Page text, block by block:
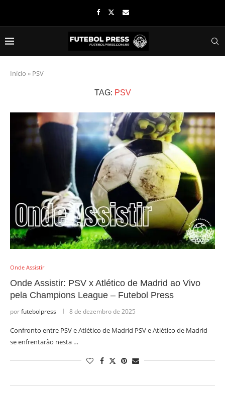
Início » PSV
TAG: PSV
Onde Assistir
Onde Assistir: PSV x Atlético de Madrid ao Vivo
pela Champions League – Futebol Press
porfutebolpress 8 de dezembro de 2025
Confronto entre PSV e Atlético de Madrid PSV e Atlético de Madrid
se enfrentarão nesta …